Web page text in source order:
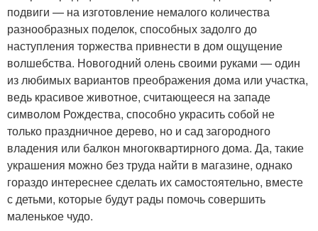
подвиги — на изготовление немалого количества
разнообразных поделок, способных задолго до
наступления торжества привнести в дом ощущение
волшебства. Новогодний олень своими руками — один
из любимых вариантов преображения дома или участка,
ведь красивое животное, считающееся на западе
символом Рождества, способно украсить собой не
только праздничное дерево, но и сад загородного
владения или балкон многоквартирного дома. Да, такие
украшения можно без труда найти в магазине, однако
гораздо интереснее сделать их самостоятельно, вместе
с детьми, которые будут рады помочь совершить
маленькое чудо.